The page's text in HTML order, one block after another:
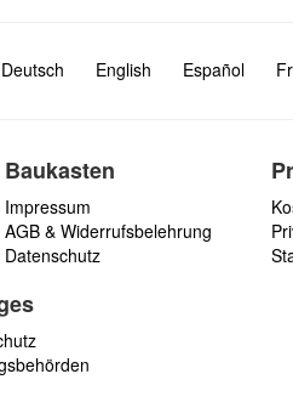
Deutsch English Español
Baukasten
Impressum
AGB & Widerrufsbelehrung
Datenschutz